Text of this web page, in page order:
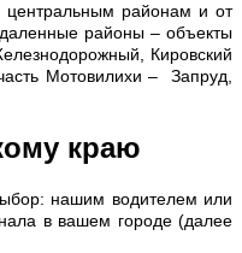
центральным районам и от
районы – объекты
Кировский
Мотовилихи – Запруд,
краю
нашим водителем или
в вашем городе (далее